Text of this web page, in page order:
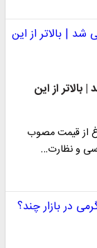
از این
از قیمت مصوب
و نظارت…